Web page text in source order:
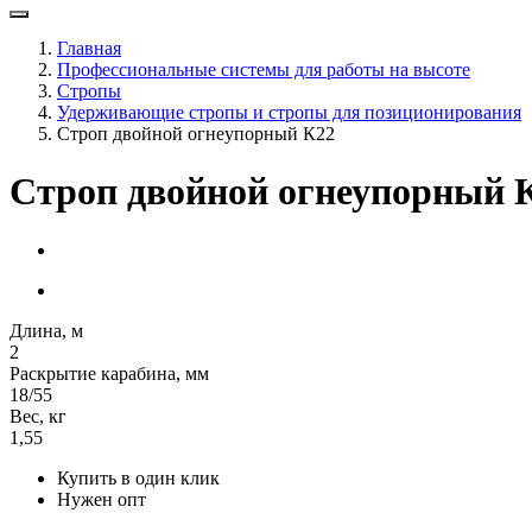
Главная
Профессиональные системы для работы на высоте
Стропы
Удерживающие стропы и стропы для позиционирования
Строп двойной огнеупорный К22
Строп двойной огнеупорный
Длина, м
2
Раскрытие карабина, мм
18/55
Вес, кг
1,55
Купить в один клик
Нужен опт